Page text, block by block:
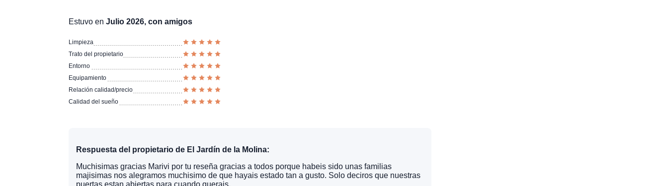
Estuvo en Julio 2026, con amigos
Limpieza
Trato del propietario
Entorno
Equipamiento
Relación calidad/precio
Calidad del sueño
Respuesta del propietario de El Jardín de la Molina:
Muchisimas gracias Marivi por tu reseña gracias a todos porque habeis sido unas familias
majisimas nos alegramos muchisimo de que hayais estado tan a gusto. Solo deciros que nuestras
puertas estan abiertas para cuando querais.